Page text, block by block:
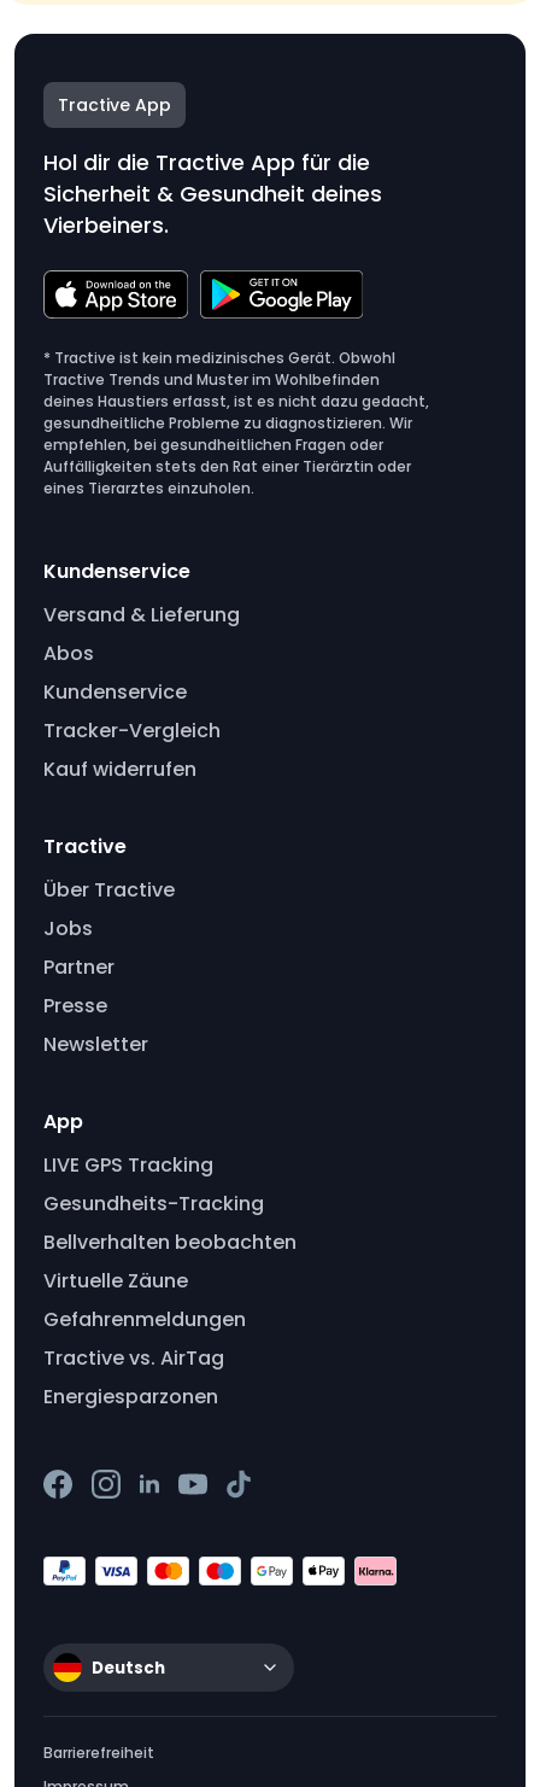
Tractive App
Hol dir die Tractive App für die
Sicherheit & Gesundheit deines
Vierbeiners.
* Tractive ist kein medizinisches Gerät. Obwohl
Tractive Trends und Muster im Wohlbefinden
deines Haustiers erfasst, ist es nicht dazu gedacht,
gesundheitliche Probleme zu diagnostizieren. Wir
empfehlen, bei gesundheitlichen Fragen oder
Auffälligkeiten stets den Rat einer Tierärztin oder
eines Tierarztes einzuholen.
Kundenservice
Versand & Lieferung
Abos
Kundenservice
Tracker-Vergleich
Kauf widerrufen
Tractive
Über Tractive
Jobs
Partner
Presse
Newsletter
App
LIVE GPS Tracking
Gesundheits-Tracking
Bellverhalten beobachten
Virtuelle Zäune
Gefahrenmeldungen
Tractive vs. AirTag
Energiesparzonen
Deutsch
Barrierefreiheit